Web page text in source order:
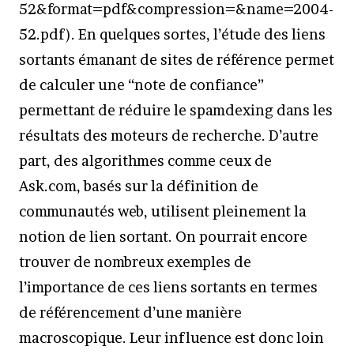
52&format=pdf&compression=&name=2004-
52.pdf). En quelques sortes, l’étude des liens
sortants émanant de sites de référence permet
de calculer une “note de confiance”
permettant de réduire le spamdexing dans les
résultats des moteurs de recherche. D’autre
part, des algorithmes comme ceux de
Ask.com, basés sur la définition de
communautés web, utilisent pleinement la
notion de lien sortant. On pourrait encore
trouver de nombreux exemples de
l’importance de ces liens sortants en termes
de référencement d’une manière
macroscopique. Leur influence est donc loin